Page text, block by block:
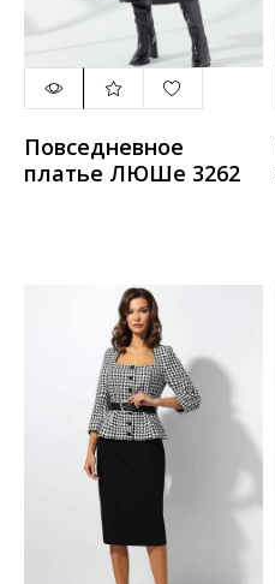
Повседневное
платье ЛЮШе 3262